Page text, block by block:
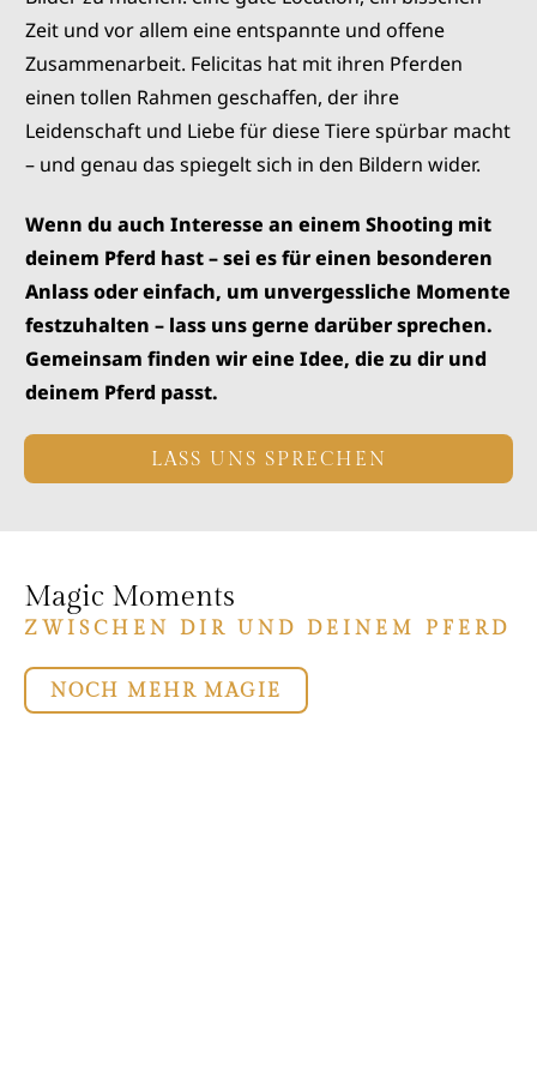
Zeit und vor allem eine entspannte und offene
Zusammenarbeit. Felicitas hat mit ihren Pferden
einen tollen Rahmen geschaffen, der ihre
Leidenschaft und Liebe für diese Tiere spürbar macht
– und genau das spiegelt sich in den Bildern wider.
Wenn du auch Interesse an einem Shooting mit
deinem Pferd hast – sei es für einen besonderen
Anlass oder einfach, um unvergessliche Momente
festzuhalten – lass uns gerne darüber sprechen.
Gemeinsam finden wir eine Idee, die zu dir und
deinem Pferd passt.
LASS UNS SPRECHEN
Magic Moments
ZWISCHEN DIR UND DEINEM PFERD
NOCH MEHR MAGIE